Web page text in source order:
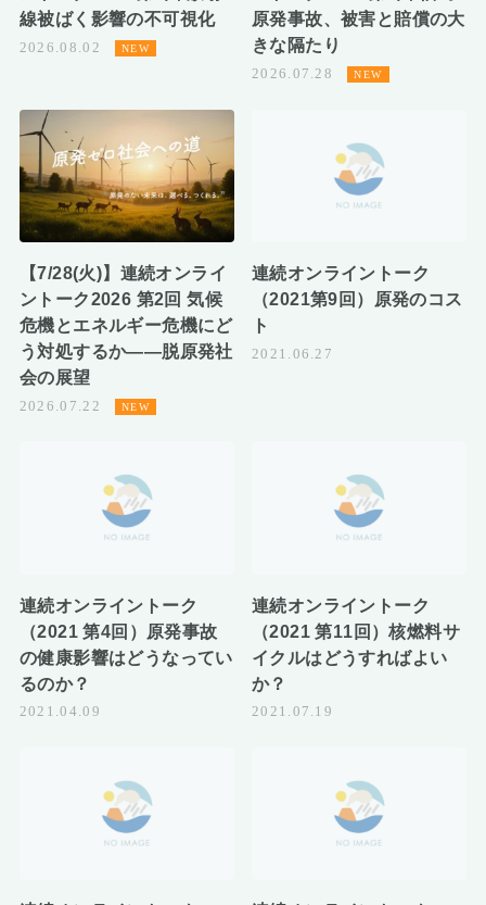
線被ばく影響の不可視化
2026.08.02
原発事故、被害と賠償の大
きな隔たり
2026.07.28
【7/28(火)】連続オンライ
ントーク2026 第2回 気候
危機とエネルギー危機にど
う対処するか――脱原発社
会の展望
2026.07.22
連続オンライントーク
（2021第9回）原発のコス
ト
2021.06.27
連続オンライントーク
（2021 第4回）原発事故
の健康影響はどうなってい
るのか？
2021.04.09
連続オンライントーク
（2021 第11回）核燃料サ
イクルはどうすればよい
か？
2021.07.19